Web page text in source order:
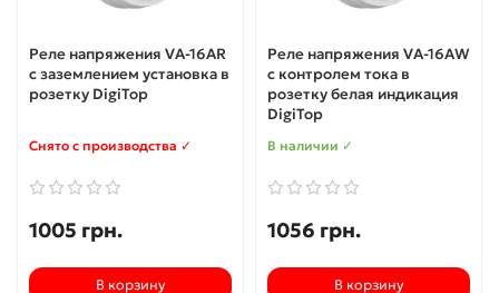
Реле напряжения VA-16AR
с заземлением установка в
розетку DigiTop
Снято с производства ✓
1005 грн.
В корзину
Реле напряжения VA-16AW
с контролем тока в
розетку белая индикация
DigiTop
В наличии ✓
1056 грн.
В корзину